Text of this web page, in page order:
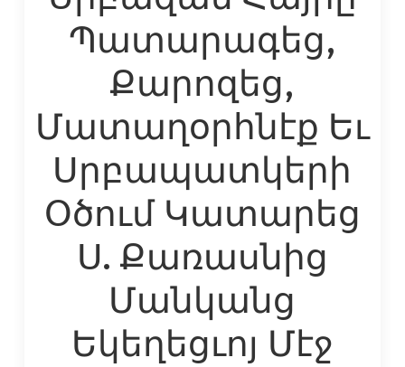
Պատարագեց,
Քարոզեց,
Մատաղօրհնէք Եւ
Սրբապատկերի
Օծում Կատարեց
Ս. Քառասնից
Մանկանց
Եկեղեցւոյ Մէջ